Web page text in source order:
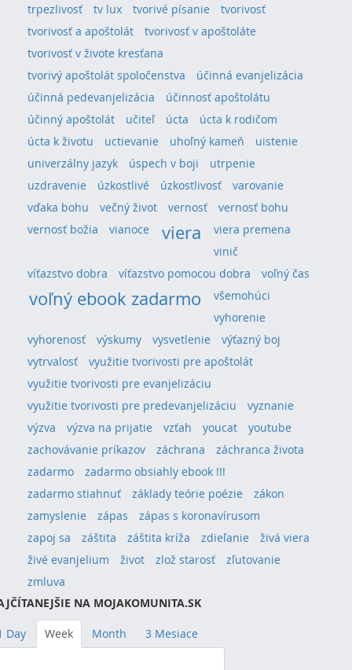
trpezlivosť
tv lux tvorivé písanie
tvorivosť
tvorivosť a apoštolát
tvorivosť v apoštoláte
tvorivosť v živote kresťana
tvorivý apoštolát spoločenstva
účinná evanjelizácia
účinná pedevanjelizácia
účinnosť apoštolátu
účinný apoštolát
učiteľ úcta
úcta k rodičom
úcta k životu
uctievanie uhoľný kameň
uistenie
univerzálny jazyk
úspech v boji
utrpenie
uzdravenie
úzkostlivé úzkostlivosť
varovanie
vďaka bohu
večný život vernosť
vernosť bohu
vernosť božia
vianoce viera
viera premena
vinič
víťazstvo dobra
víťazstvo pomocou dobra voľný čas
voľný ebook zadarmo
všemohúci
vyhorenie
vyhorenosť
výskumy vysvetlenie
výťazný boj
vytrvalosť
využitie tvorivosti pre apoštolát
využitie tvorivosti pre evanjelizáciu
využitie tvorivosti pre predevanjelizáciu
vyznanie
výzva
výzva na prijatie vzťah youcat
youtube
zachovávanie príkazov
záchrana
záchranca života
zadarmo
zadarmo obsiahly ebook !!!
zadarmo stiahnuť
základy teórie poézie
zákon
zamyslenie
zápas
zápas s koronavírusom
zapoj sa
záštita záštita kríža zdieľanie
živá viera
živé evanjelium
život zlož starosť
zľutovanie
zmluva
NA MOJAKOMUNITA.SK
Day Week Month 3 Mesiace